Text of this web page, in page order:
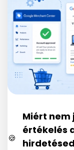
Miért nem
értékelés
🍪